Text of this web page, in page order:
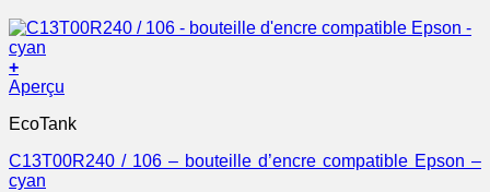
+
Aperçu
EcoTank
C13T00R240 / 106 – bouteille d’encre compatible Epson –
cyan